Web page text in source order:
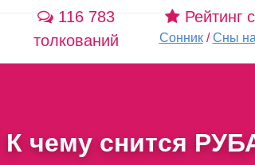
116 783
толкований
Рейтинг
Сонник /Сны
К чему снится